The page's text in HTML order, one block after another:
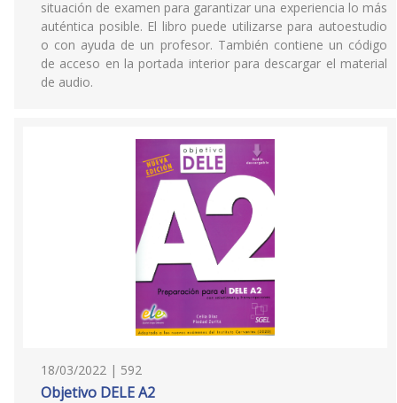
situación de examen para garantizar una experiencia lo más
auténtica posible. El libro puede utilizarse para autoestudio
o con ayuda de un profesor. También contiene un código
de acceso en la portada interior para descargar el material
de audio.
18/03/2022 | 592
Objetivo DELE A2